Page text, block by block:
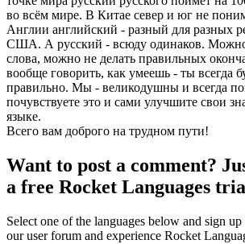
во всём мире. В Китае север и юг не
Англии английский - разный для разных
США. А русский - всюду одинаков. Можно
слова, можно не делать правильных
вообще говорить, как умеешь - ты всегда
правильно. Мы - великодушны и всегда
почувствуете это и сами улучшите свои
языке.
Всего вам доброго на трудном пути!
Want to post a comment?
a free Rocket Languages
Select one of the languages below and sign
our user forum and experience Rocket